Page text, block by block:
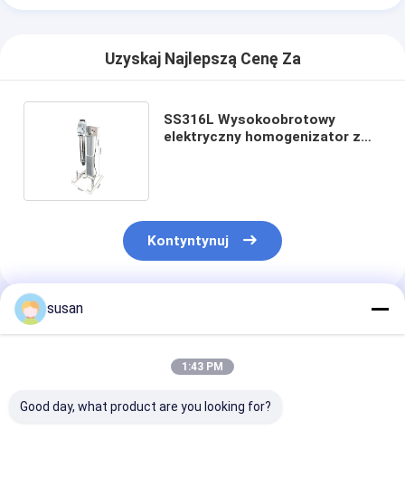
Uzyskaj Najlepszą Cenę Za
SS316L Wysokoobrotowy
elektryczny homogenizator z
Kontyntynuj
Polecane Produkty
susan
1:43 PM
Good day, what product are you looking for?